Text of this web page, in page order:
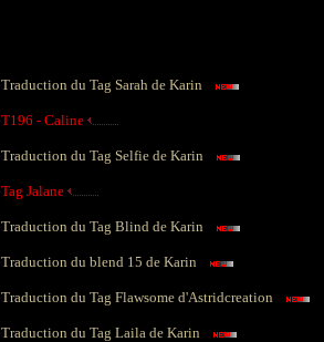
Traduction du Tag Sarah de Karin
T196 - Caline
Traduction du Tag Selfie de Karin
Tag Jalane
Traduction du Tag Blind de Karin
Traduction du blend 15 de Karin
Traduction du Tag Flawsome d'Astridcreation
Traduction du Tag Laila de Karin